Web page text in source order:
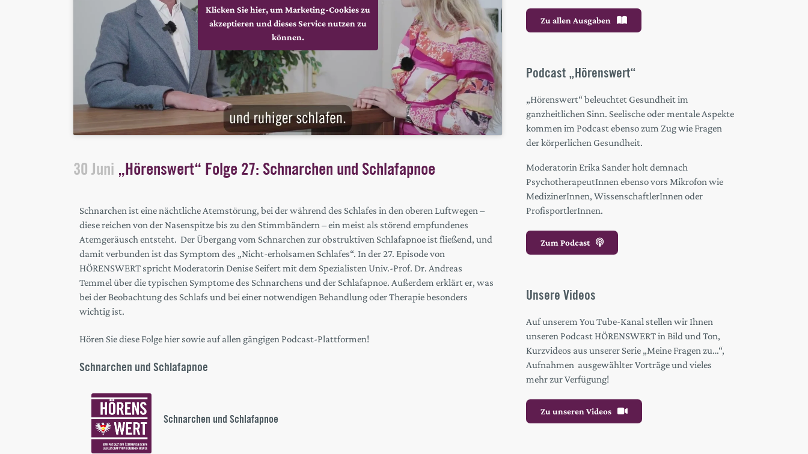
Klicken Sie hier, um Marketing-Cookies zu
akzeptieren und dieses Service nutzen zu
können.
30 Juni „Hörenswert“ Folge 27: Schnarchen und Schlafapnoe
Schnarchen ist eine nächtliche Atemstörung, bei der während des Schlafes in den oberen Luftwegen –
diese reichen von der Nasenspitze bis zu den Stimmbändern – ein meist als störend empfundenes
Atemgeräusch entsteht. Der Übergang vom Schnarchen zur obstruktiven Schlafapnoe ist fließend, und
damit verbunden ist das Symptom des „Nicht-erholsamen Schlafes“. In der 27. Episode von
HÖRENSWERT spricht Moderatorin Denise Seifert mit dem Spezialisten Univ.-Prof. Dr. Andreas
Temmel über die typischen Symptome des Schnarchens und der Schlafapnoe. Außerdem erklärt er, was
bei der Beobachtung des Schlafs und bei einer notwendigen Behandlung oder Therapie besonders
wichtig ist.
Hören Sie diese Folge hier sowie auf allen gängigen Podcast-Plattformen!
Schnarchen und Schlafapnoe
Player
Schnarchen und Schlafapnoe
Zu allen Ausgaben
Podcast „Hörenswert“
„Hörenswert“ beleuchtet Gesundheit im
ganzheitlichen Sinn. Seelische oder mentale Aspekte
kommen im Podcast ebenso zum Zug wie Fragen
der körperlichen Gesundheit.
Moderatorin Erika Sander holt demnach
PsychotherapeutInnen ebenso vors Mikrofon wie
MedizinerInnen, WissenschaftlerInnen oder
ProfisportlerInnen.
Zum Podcast
Unsere Videos
Auf unserem You Tube-Kanal stellen wir Ihnen
unseren Podcast HÖRENSWERT in Bild und Ton,
Kurzvideos aus unserer Serie „Meine Fragen zu…“,
Aufnahmen ausgewählter Vorträge und vieles
mehr zur Verfügung!
Zu unseren Videos